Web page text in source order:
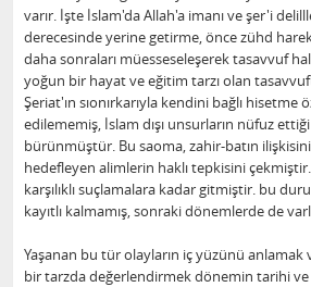
varır. İşte İslam'da Allah'a imanı ve şer'i
derecesinde yerine getirme, önce zühd
daha sonraları müesseseleşerek tasavvuf
yoğun bir hayat ve eğitim tarzı olan
Şeriat'ın sıonırkarıyla kendini bağlı hisetme
edilememiş, İslam dışı unsurların nüfuz
bürünmüştür. Bu saoma, zahir-batın ilişkisini
hedefleyen alimlerin haklı tepkisini
karşılıklı suçlamalara kadar gitmiştir. bu
kayıtlı kalmamış, sonraki dönemlerde de
Yaşanan bu tür olayların iç yüzünü anlamak
bir tarzda değerlendirmek dönemin tarihi